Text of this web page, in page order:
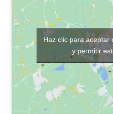
Haz clic para aceptar
y permitir